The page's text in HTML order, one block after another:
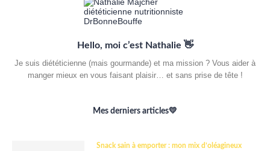
Hello, moi c’est Nathalie 👋
Je suis diététicienne (mais gourmande) et ma mission ? Vous aider à
manger mieux en vous faisant plaisir… et sans prise de tête !
Mes derniers articles💛
Snack sain à emporter : mon mix d’oléagineux